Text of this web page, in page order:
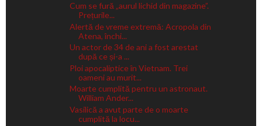
Cum se fură „aurul lichid din magazine”.
Prețurile...
Alertă de vreme extremă: Acropola din
Atena, închi...
Un actor de 34 de ani a fost arestat
după ce și-a ...
Ploi apocaliptice în Vietnam. Trei
oameni au murit...
Moarte cumplită pentru un astronaut.
William Ander...
Vasilică a avut parte de o moarte
cumplită la locu...